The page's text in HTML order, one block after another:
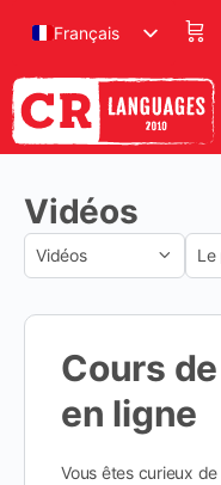
Français
Vidéos
Cours
en ligne
Vous êtes curieux